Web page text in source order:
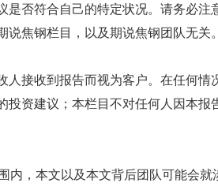
是否符合自己的特定状况。请务必注
焦钢栏目，以及期说焦钢团队无关。
接收到报告而视为客户。在任何情
投资建议；本栏目不对任何人因本报
，本文以及本文背后团队可能会就